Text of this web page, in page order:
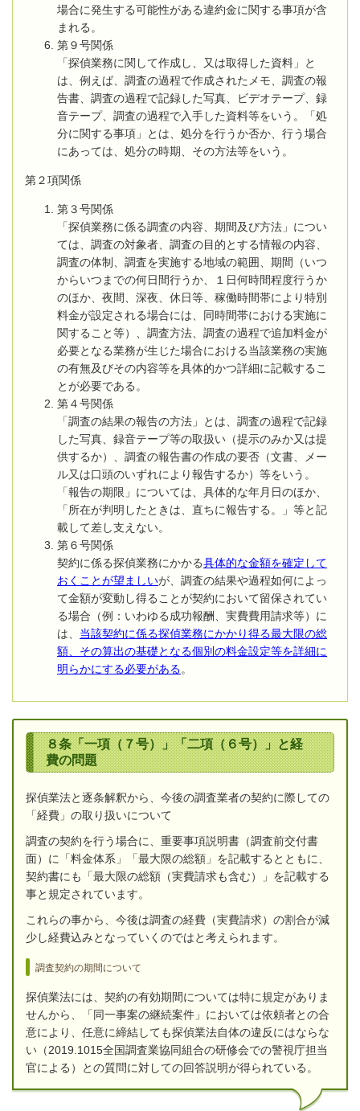
場合に発生する可能性がある違約金に関する事項が含
まれる。
第９号関係
「探偵業務に関して作成し、又は取得した資料」と
は、例えば、調査の過程で作成されたメモ、調査の報
告書、調査の過程で記録した写真、ビデオテープ、録
音テープ、調査の過程で入手した資料等をいう。「処
分に関する事項」とは、処分を行うか否か、行う場合
にあっては、処分の時期、その方法等をいう。
第２項関係
第３号関係
「探偵業務に係る調査の内容、期間及び方法」につい
ては、調査の対象者、調査の目的とする情報の内容、
調査の体制、調査を実施する地域の範囲、期間（いつ
からいつまでの何日間行うか、１日何時間程度行うか
のほか、夜間、深夜、休日等、稼働時間帯により特別
料金が設定される場合には、同時間帯における実施に
関すること等）、調査方法、調査の過程で追加料金が
必要となる業務が生じた場合における当該業務の実施
の有無及びその内容等を具体的かつ詳細に記載するこ
とが必要である。
第４号関係
「調査の結果の報告の方法」とは、調査の過程で記録
した写真、録音テープ等の取扱い（提示のみか又は提
供するか）、調査の報告書の作成の要否（文書、メー
ル又は口頭のいずれにより報告するか）等をいう。
「報告の期限」については、具体的な年月日のほか、
「所在が判明したときは、直ちに報告する。」等と記
載して差し支えない。
第６号関係
契約に係る探偵業務にかかる具体的な金額を確定して
おくことが望ましいが、調査の結果や過程如何によっ
て金額が変動し得ることが契約において留保されてい
る場合（例：いわゆる成功報酬、実費費用請求等）に
は、 当該契約に係る探偵業務にかかり得る最大限の総
額、その算出の基礎となる個別の料金設定等を詳細に
明らかにする必要がある。
８条「一項（７号）」「二項（６号）」と経
費の問題
探偵業法と逐条解釈から、今後の調査業者の契約に際しての
「経費」の取り扱いについて
調査の契約を行う場合に、重要事項説明書（調査前交付書
面）に「料金体系」「最大限の総額」を記載するとともに、
契約書にも「最大限の総額（実費請求も含む）」を記載する
事と規定されています。
これらの事から、今後は調査の経費（実費請求）の割合が減
少し経費込みとなっていくのではと考えられます。
調査契約の期間について
探偵業法には、契約の有効期間については特に規定がありま
せんから、「同一事案の継続案件」においては依頼者との合
意により、任意に締結しても探偵業法自体の違反にはならな
い（2019.1015全国調査業協同組合の研修会での警視庁担当
官による）との質問に対しての回答説明が得られている。